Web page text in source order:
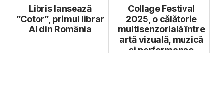
Constanța...
Libris lansează
”Cotor”, primul librar
AI din România
Collage Festival
2025, o călătorie
multisenzorială între
artă vizuală, muzică
și performance